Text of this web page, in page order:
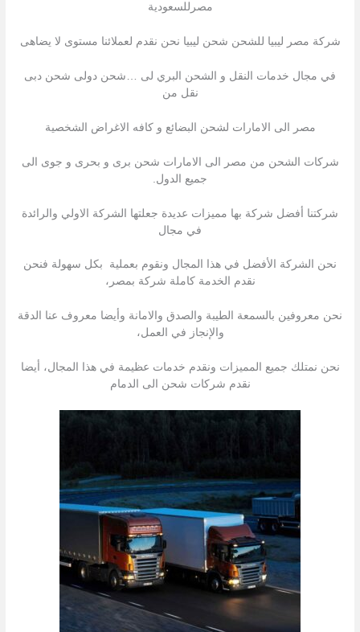
مصرللسعودية
شركة مصر ليبيا للشحن شحن ليبيا نحن نقدم لعملائنا مستوى لا يضاهى
في مجال خدمات النقل و الشحن البري لى …شحن دولى شحن دبى
نقل من
مصر الى الامارات لشحن البضائع و كافه الاغراض الشخصية
شركات الشحن من مصر الى الامارات شحن برى و بحرى و جوى الى
جميع الدول.
شركتنا أفضل شركة بها مميزات عديدة جعلتها الشركة الاولي والرائدة
في مجال
نحن الشركة الأفضل في هذا المجال ونقوم بعملية بكل سهولة فنحن
نقدم الخدمة كاملة شركة بمصر،
نحن معروفين بالسمعة الطيبة والصدق والامانة وأيضا معروف عنا الدقة
والإنجاز في العمل،
نحن نمتلك جميع المميزات ونقدم خدمات عظيمة في هذا المجال، أيضا
نقدم شركات شحن الى الدمام